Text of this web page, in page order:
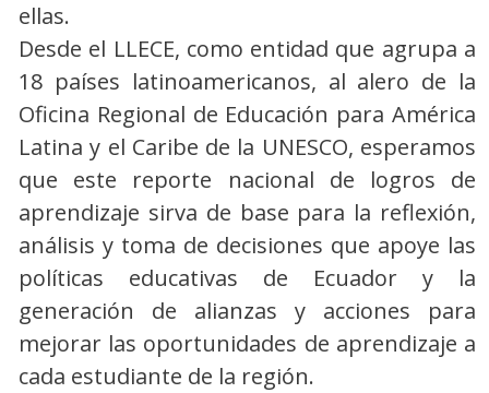
ellas.
Desde el LLECE, como entidad que agrupa a
18 países latinoamericanos, al alero de la
Oficina Regional de Educación para América
Latina y el Caribe de la UNESCO, esperamos
que este reporte nacional de logros de
aprendizaje sirva de base para la reflexión,
análisis y toma de decisiones que apoye las
políticas educativas de Ecuador y la
generación de alianzas y acciones para
mejorar las oportunidades de aprendizaje a
cada estudiante de la región.